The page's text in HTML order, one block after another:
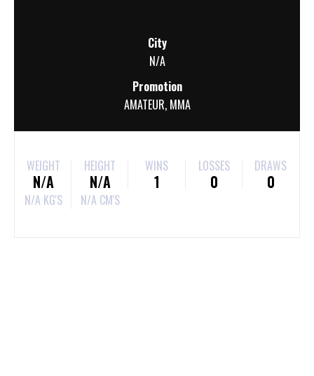
City
N/A
Promotion
AMATEUR, MMA
WEIGHT
N/A
N/A KG'S
HEIGHT
N/A
N/A CM'S
WINS
1
LOSSES
0
DRAWS
0